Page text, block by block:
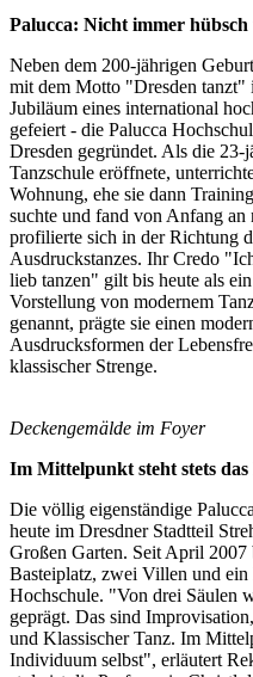
Palucca: Nicht immer hübsch
Neben dem 200-jährigen
mit dem Motto "Dresden tanzt"
Jubiläum eines international
gefeiert - die Palucca
Dresden gegründet. Als die
Tanzschule eröffnete,
Wohnung, ehe sie dann
suchte und fand von Anfang an
profilierte sich in der Richtung
Ausdruckstanzes. Ihr Credo
lieb tanzen" gilt bis heute als
Vorstellung von modernem
genannt, prägte sie einen
Ausdrucksformen der
klassischer Strenge.
Deckengemälde im Foyer
Im Mittelpunkt steht stets
Die völlig eigenständige
heute im Dresdner Stadtteil
Großen Garten. Seit April 2007
Basteiplatz, zwei Villen und ein
Hochschule. "Von drei Säulen
geprägt. Das sind
und Klassischer Tanz. Im
Individuum selbst", erläutert